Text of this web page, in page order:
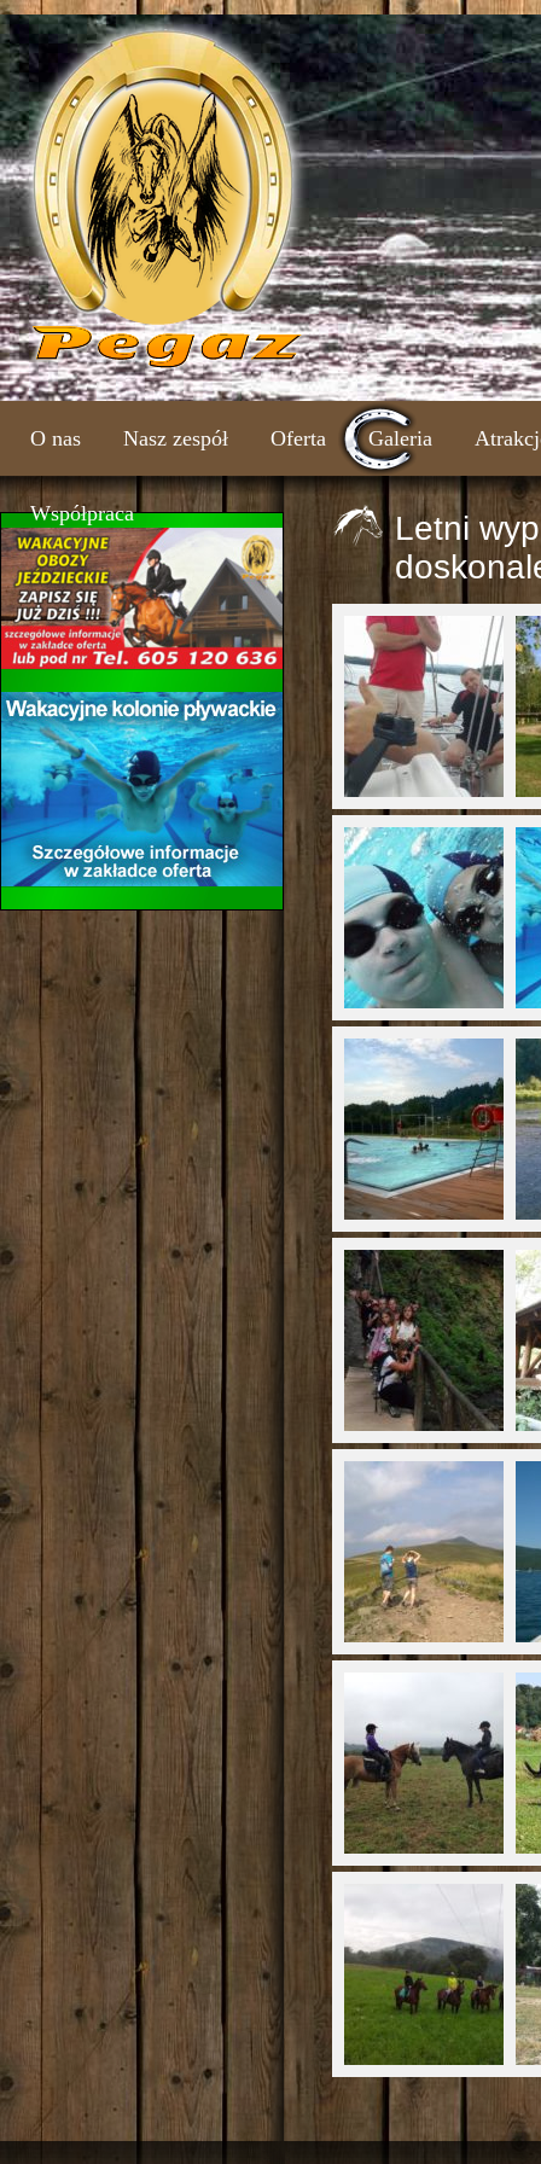
O nas Nasz zespół Oferta Galeria
Współpraca
Letni